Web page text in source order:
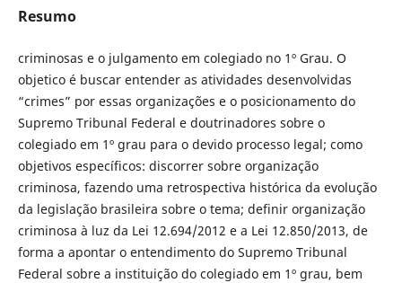
Resumo
criminosas e o julgamento em colegiado no 1º Grau. O
objetico é buscar entender as atividades desenvolvidas
“crimes” por essas organizações e o posicionamento do
Supremo Tribunal Federal e doutrinadores sobre o
colegiado em 1º grau para o devido processo legal; como
objetivos específicos: discorrer sobre organização
criminosa, fazendo uma retrospectiva histórica da evolução
da legislação brasileira sobre o tema; definir organização
criminosa à luz da Lei 12.694/2012 e a Lei 12.850/2013, de
forma a apontar o entendimento do Supremo Tribunal
Federal sobre a instituição do colegiado em 1º grau, bem